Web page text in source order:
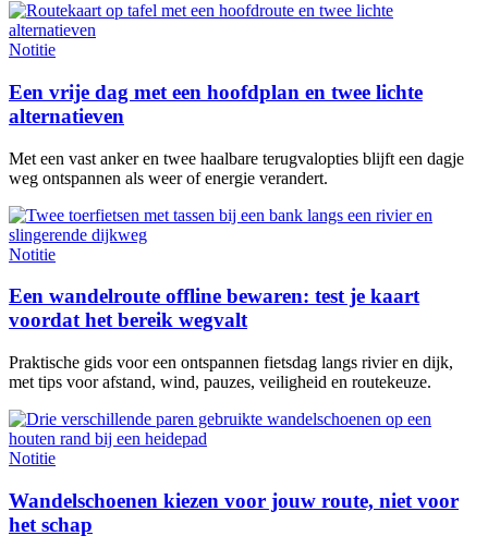
Notitie
Een vrije dag met een hoofdplan en twee lichte
alternatieven
Met een vast anker en twee haalbare terugvalopties blijft een dagje
weg ontspannen als weer of energie verandert.
Notitie
Een wandelroute offline bewaren: test je kaart
voordat het bereik wegvalt
Praktische gids voor een ontspannen fietsdag langs rivier en dijk,
met tips voor afstand, wind, pauzes, veiligheid en routekeuze.
Notitie
Wandelschoenen kiezen voor jouw route, niet voor
het schap